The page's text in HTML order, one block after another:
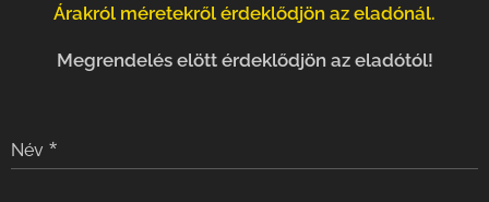
Árakról méretekről érdeklődjön az eladónál.
Megrendelés elött érdeklődjön az eladótól!
Név